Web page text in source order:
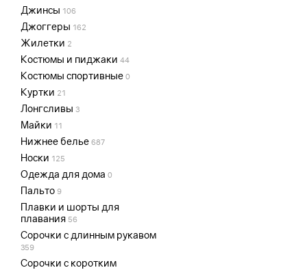
Джинсы 106
Джоггеры 162
Жилетки 2
Костюмы и пиджаки 44
Костюмы спортивные 0
Куртки 21
Лонгсливы 3
Майки 11
Нижнее белье 687
Носки 125
Одежда для дома 0
Пальто 9
Плавки и шорты для
плавания 56
Сорочки с длинным рукавом
359
Сорочки с коротким